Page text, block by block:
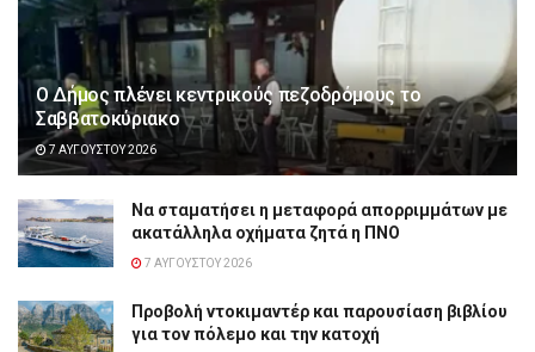
Ο Δήμος πλένει κεντρικούς πεζοδρόμους το
Σαββατοκύριακο
7 ΑΥΓΟΎΣΤΟΥ 2026
Να σταματήσει η μεταφορά απορριμμάτων με
ακατάλληλα οχήματα ζητά η ΠΝΟ
7 ΑΥΓΟΎΣΤΟΥ 2026
Προβολή ντοκιμαντέρ και παρουσίαση βιβλίου
για τον πόλεμο και την κατοχή